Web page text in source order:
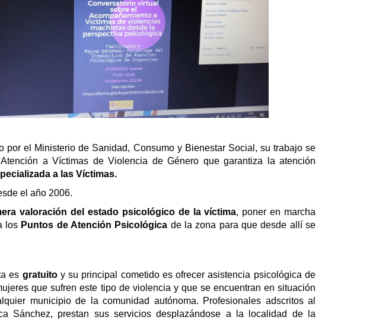
por el Ministerio de Sanidad, Consumo y Bienestar Social, su trabajo se
a Víctimas de Violencia de Género que garantiza la atención
a las Víctimas.
el año 2006.
valoración del estado psicológico de la víctima, poner en marcha
los Puntos de Atención Psicológica de la zona para que desde allí se
es gratuito y su principal cometido es ofrecer asistencia psicológica de
que sufren este tipo de violencia y que se encuentran en situación
municipio de la comunidad autónoma. Profesionales adscritos al
Sánchez, prestan sus servicios desplazándose a la localidad de la